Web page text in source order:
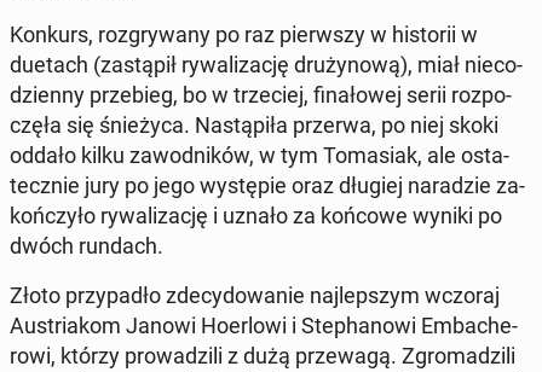
Konkurs, roz­gry­wa­ny po raz pierw­szy w hi­sto­rii w
duetach (za­stą­pił ry­wa­li­za­cję dru­ży­no­wą), miał nie­co­
dzien­ny prze­bieg, bo w trze­ciej, fi­na­ło­wej serii roz­po­
czę­ła się śnie­ży­ca. Na­stą­pi­ła przerwa, po niej skoki
oddało kilku za­wod­ni­ków, w tym To­ma­siak, ale osta­
tecz­nie jury po jego wy­stę­pie oraz długiej na­ra­dzie za­
koń­czy­ło ry­wa­li­za­cję i uznało za końcowe wyniki po
dwóch rundach.
Złoto przy­pa­dło zde­cy­do­wa­nie naj­lep­szym wczoraj
Au­stria­kom Janowi Ho­er­lo­wi i Ste­pha­no­wi Em­ba­che­
ro­wi, którzy pro­wa­dzi­li z dużą prze­wa­gą. Zgro­ma­dzi­li